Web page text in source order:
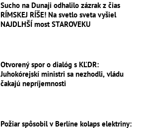
Sucho na Dunaji odhalilo zázrak z čias
RÍMSKEJ RÍŠE! Na svetlo sveta vyšiel
NAJDLHŠÍ most STAROVEKU
Otvorený spor o dialóg s KĽDR:
Juhokórejskí ministri sa nezhodli, vládu
čakajú nepríjemnosti
Požiar spôsobil v Berlíne kolaps elektriny: